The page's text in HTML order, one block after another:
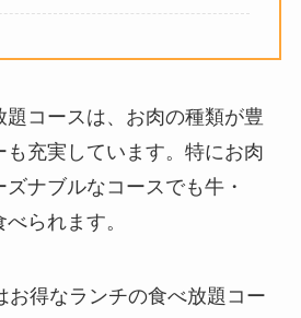
コースは、お肉の種類が豊
充実しています。特にお肉
ナブルなコースでも牛・
られます。
お得なランチの食べ放題コー